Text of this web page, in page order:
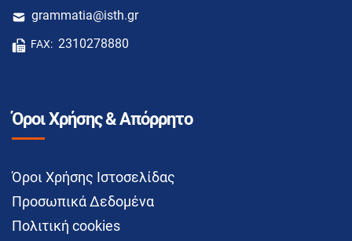
grammatia@isth.gr
FAX: 2310278880
Όροι Χρήσης & Απόρρητο
Όροι Χρήσης Ιστοσελίδας
Προσωπικά Δεδομένα
Πολιτική cookies